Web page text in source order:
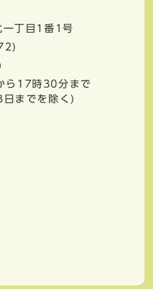
一丁目1番1号
ら17時30分まで
までを除く)